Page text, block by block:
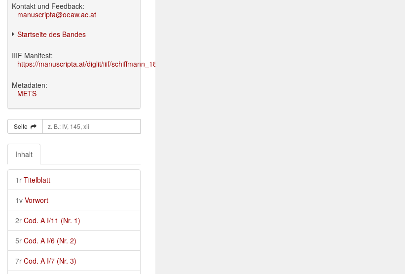
Kontakt und Feedback:
manuscripta@oeaw.ac.at
Startseite des Bandes
IIIF Manifest:
https://manuscripta.at/diglit/iiif/schiffmann_1895/manifest.json
Metadaten:
METS
Seite
Inhalt
1r Titelblatt
1v Vorwort
2r Cod. A I/11 (Nr. 1)
5r Cod. A I/6 (Nr. 2)
7r Cod. A I/7 (Nr. 3)